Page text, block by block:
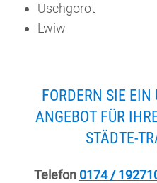
Uschgorot
Lwiw
FORDERN SIE
ANGEBOT FÜR
STÄDTE-
Telefon 0174 /